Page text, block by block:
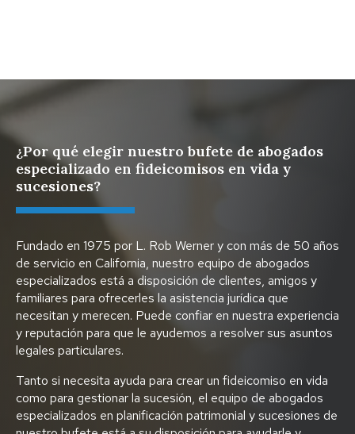
¿Por qué elegir nuestro bufete de abogados
especializado en fideicomisos en vida y
sucesiones?
Fundado en 1975 por L. Rob Werner y con más de 50 años
de servicio en California, nuestro equipo de abogados
especializados está a disposición de clientes, amigos y
familiares para ofrecerles la asistencia jurídica que
necesitan y merecen. Puede confiar en nuestra experiencia
y reputación para que le ayudemos a resolver sus asuntos
legales particulares.
Tanto si necesita ayuda para crear un fideicomiso en vida
como para gestionar la sucesión, el equipo de abogados
especializados en planificación patrimonial y sucesiones de